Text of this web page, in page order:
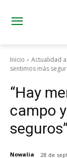
Inicio Actualidad
sentimos más
“Hay
campo
seguros”
Nowalia 28 de